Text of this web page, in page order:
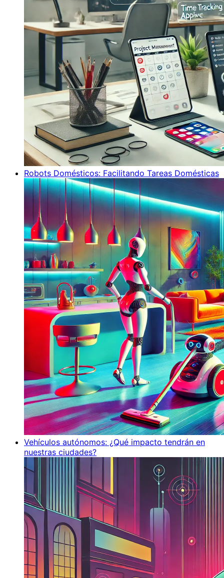
Robots Domésticos: Facilitando Tareas Domésticas
Vehículos autónomos: ¿Qué impacto tendrán en
nuestras ciudades?